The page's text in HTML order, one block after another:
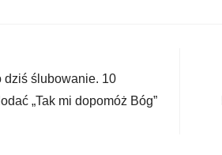
dziś ślubowanie. 10
„Tak mi dopomóż Bóg”